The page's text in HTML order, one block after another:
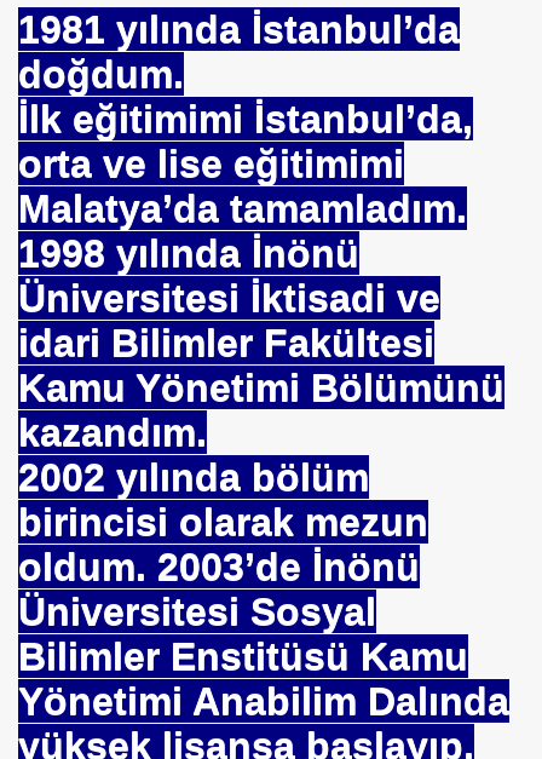
1981 yılında İstanbul’da
doğdum.
İlk eğitimimi İstanbul’da,
orta ve lise eğitimimi
Malatya’da tamamladım.
1998 yılında İnönü
Üniversitesi İktisadi ve
idari Bilimler Fakültesi
Kamu Yönetimi Bölümünü
kazandım.
2002 yılında bölüm
birincisi olarak mezun
oldum. 2003’de İnönü
Üniversitesi Sosyal
Bilimler Enstitüsü Kamu
Yönetimi Anabilim Dalında
yüksek lisansa başlayıp,
DURUKAN
.
Dr. Nevzat TARHAN- NP GURUP KURUMLARI
İLK. sarı nokta tedavisi.DR.Güngör SOBACI
TIP TEDAVİLERİ-ANADOLU HALK
1 e Al= 5 e Sat.
Araştırmalar Mrk.
BŞK. ENERJİ VERİMLİLİĞİ DER. BŞK